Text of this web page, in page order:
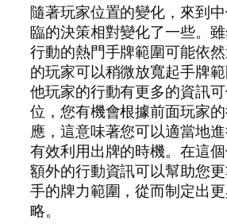
隨著玩家位置的變化，來到
臨的決策相對變化了一些。
行動的熱門手牌範圍可能依
的玩家可以稍微放寬起手牌
他玩家的行動有更多的資訊
位，您有機會根據前面玩家
應，這意味著您可以適當地
有效利用出牌的時機。在這
額外的行動資訊可以幫助您
手的牌力範圍，從而制定出
略。